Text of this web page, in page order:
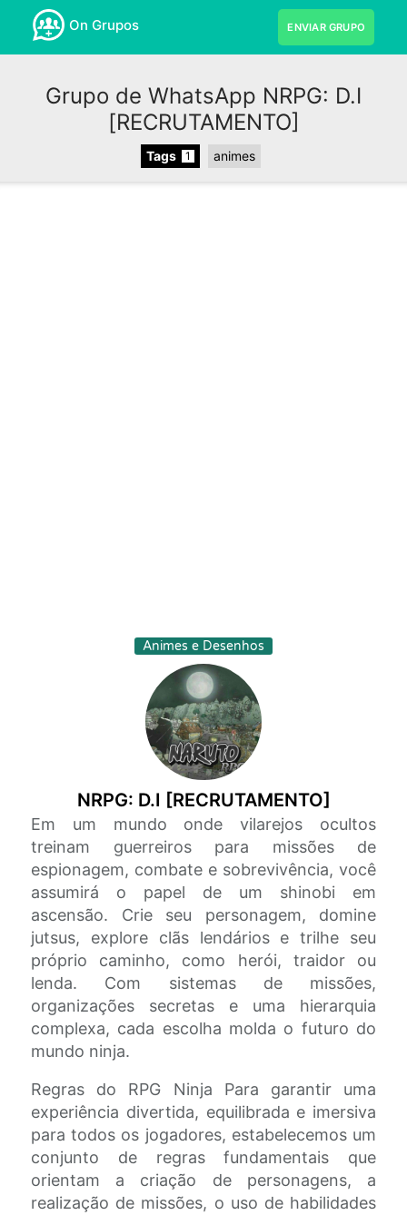
On Grupos ENVIAR GRUPO
Grupo de WhatsApp NRPG: D.I
[RECRUTAMENTO]
Tags 1 animes
Animes e Desenhos
NRPG: D.I [RECRUTAMENTO]
Em um mundo onde vilarejos ocultos
treinam guerreiros para missões de
espionagem, combate e sobrevivência, você
assumirá o papel de um shinobi em
ascensão. Crie seu personagem, domine
jutsus, explore clãs lendários e trilhe seu
próprio caminho, como herói, traidor ou
lenda. Com sistemas de missões,
organizações secretas e uma hierarquia
complexa, cada escolha molda o futuro do
mundo ninja.
Regras do RPG Ninja Para garantir uma
experiência divertida, equilibrada e imersiva
para todos os jogadores, estabelecemos um
conjunto de regras fundamentais que
orientam a criação de personagens, a
realização de missões, o uso de habilidades